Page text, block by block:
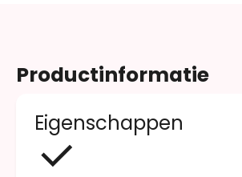
Productinformatie
Eigenschappen